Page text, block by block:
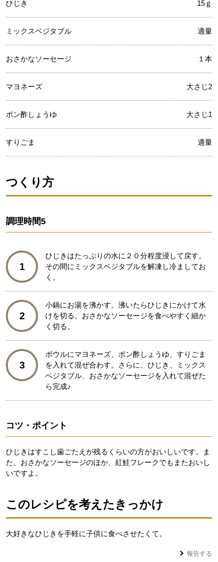
ひじき 15ｇ
ミックスベジタブル 適量
おさかなソーセージ １本
マヨネーズ 大さじ2
ポン酢しょうゆ 大さじ1
すりごま 適量
つくり方
調理時間5
1
ひじきはたっぷりの水に２０分程度浸して戻す。
その間にミックスベジタブルを解凍し冷ましてお
く。
2
小鍋にお湯を沸かす。沸いたらひじきにかけて水
けを切る。おさかなソーセージを食べやすく細か
く切る。
3
ボウルにマヨネーズ、ポン酢しょうゆ、すりごま
を入れて混ぜ合わす。さらに、ひじき、ミックス
ベジタブル、おさかなソーセージを入れて混ぜた
ら完成♪
コツ・ポイント
ひじきはすこし歯ごたえが残るくらいの方がおいしいです。ま
た、おさかなソーセージのほか、紅鮭フレークでもまたおいし
いですよ。
このレシピを考えたきっかけ
大好きなひじきを手軽に子供に食べさせたくて。
報告する